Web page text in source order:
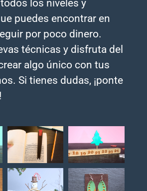
los niveles y
puedes encontrar en
por poco dinero.
técnicas y disfruta del
algo único con tus
Si tienes dudas, ¡ponte